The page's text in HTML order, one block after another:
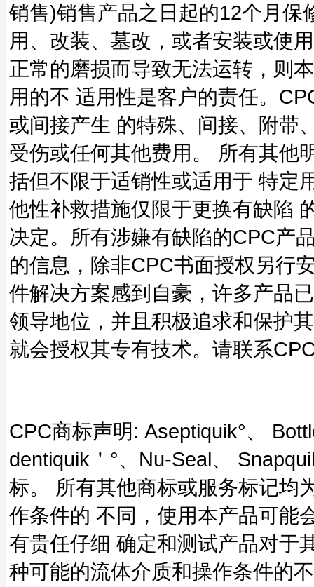
销售)销售产品之日起的12个月保
用、改装、墓改，或者安装或使
正常的磨损而导致无法运转，则
用的不 适用性是客户的责任。
或间接产生 的特殊、间接、附带
受伤或任何其他费用。 所有其他
括但不限于适销性或适用于 特定
他性补救措施仅限于更换有缺陷
决定。所有涉嫌有缺陷的CPC产
的信息，除非CPC书面授权另行
件解决方案感到自豪，许多产品
领导地位，并且积极追求和保护
就会授权其专有技术。请联系
CPC商标声明: Aseptiquik°、
dentiquik＇°、Nu-Seal、
标。 所有其他商标或服务标记均
作条件的 不同，使用本产品可能
有贵任仔细 确定和测试产品对于
种可能的流体介质和操作条件的